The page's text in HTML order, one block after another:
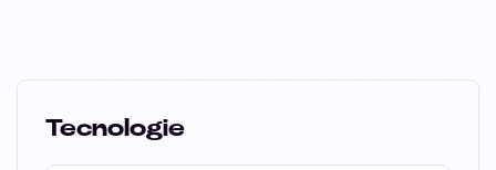
Tecnologie